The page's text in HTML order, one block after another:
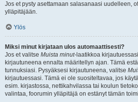
Jos et pysty asettamaan salasanaasi uudelleen,
ylläpitäjään.
Ylös
Miksi minut kirjataan ulos automaattisesti?
Jos et valitse Muista minut-laatikkoa
kirjautuneena ennalta määritellyn ajan. Tämä
tunnuksiasi. Pysyäksesi kirjautuneena, valitse
kirjautuessasi. Tämä ei ole suositeltavaa, jos
esim. kirjastossa, nettikahvilassa tai koulun
valintaa, foorumin ylläpitäjä on estänyt tämän